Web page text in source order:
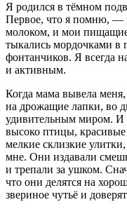
Я родился в тёмном
Первое, что я помню, —
молоком, и мои
тыкались мордочками
фонтанчиков. Я всегда
и активным.
Когда мама вывела
на дрожащие лапки, во
удивительным миром. И
высоко птицы,
мелкие склизкие
мне. Они издавали
и трепали за ушком.
что они делятся на
звериное чутьё и